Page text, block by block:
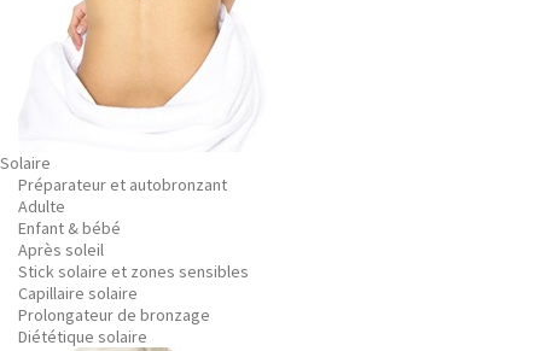
Solaire
Préparateur et autobronzant
Adulte
Enfant & bébé
Après soleil
Stick solaire et zones sensibles
Capillaire solaire
Prolongateur de bronzage
Diététique solaire